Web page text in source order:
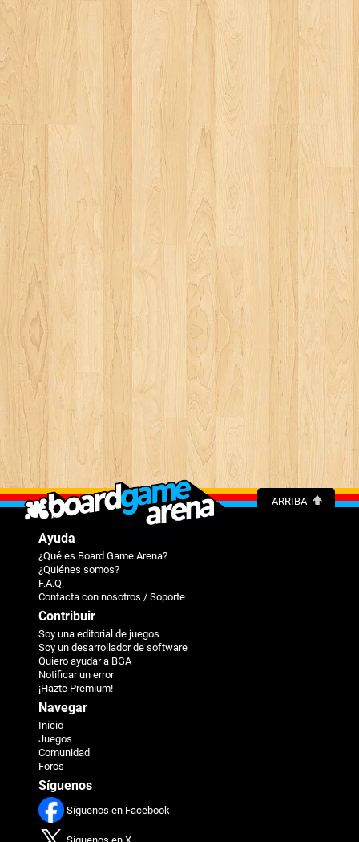
ARRIBA
Ayuda
¿Qué es Board Game Arena?
¿Quiénes somos?
F.A.Q.
Contacta con nosotros / Soporte
Contribuir
Soy una editorial de juegos
Soy un desarrollador de software
Quiero ayudar a BGA
Notificar un error
¡Hazte Premium!
Navegar
Inicio
Juegos
Comunidad
Foros
Síguenos
Síguenos en Facebook